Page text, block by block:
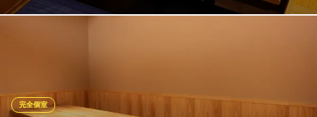
下さい♪用途や人数にあわせてご用意いたします！
完全個室